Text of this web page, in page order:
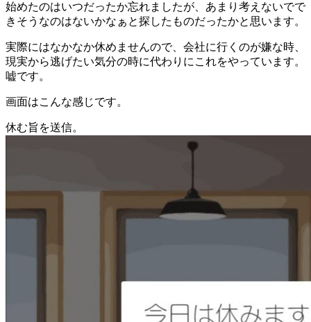
始めたのはいつだったか忘れましたが、あまり考えないでで
きそうなのはないかなぁと探したものだったかと思います。
実際にはなかなか休めませんので、会社に行くのが嫌な時、
現実から逃げたい気分の時に代わりにこれをやっています。
嘘です。
画面はこんな感じです。
休む旨を送信。